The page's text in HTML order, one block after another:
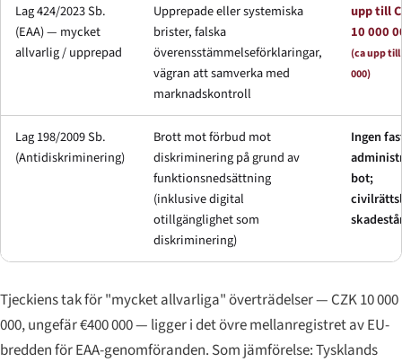
Lag 424/2023 Sb.
(EAA) — mycket
allvarlig / upprepad
Upprepade eller systemiska
brister, falska
överensstämmelseförklaringar,
vägran att samverka med
marknadskontroll
upp till
10 000
(ca upp till
000)
Lag 198/2009 Sb.
(Antidiskriminering)
Brott mot förbud mot
diskriminering på grund av
funktionsnedsättning
(inklusive digital
otillgänglighet som
diskriminering)
Ingen
bot;
Tjeckiens tak för "mycket allvarliga" överträdelser — CZK 10 000
000, ungefär €400 000 — ligger i det övre mellanregistret av EU-
bredden för EAA-genomföranden. Som jämförelse: Tysklands